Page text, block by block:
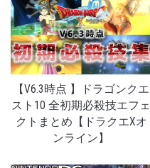
【V6.3時点 】ドラゴンクエ
スト10 全初期必殺技エフェ
クトまとめ【ドラクエXオ
ンライン】